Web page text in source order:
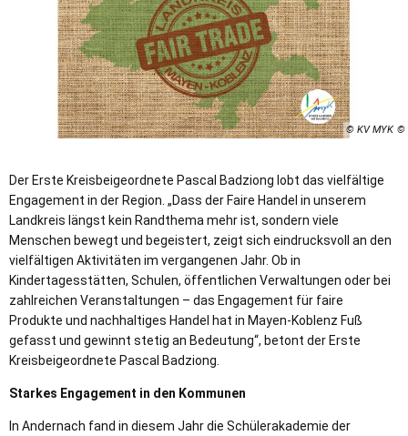
© KV MYK
Der Erste Kreisbeigeordnete Pascal Badziong lobt das vielfältige
Engagement in der Region. „Dass der Faire Handel in unserem
Landkreis längst kein Randthema mehr ist, sondern viele
Menschen bewegt und begeistert, zeigt sich eindrucksvoll an den
vielfältigen Aktivitäten im vergangenen Jahr. Ob in
Kindertagesstätten, Schulen, öffentlichen Verwaltungen oder bei
zahlreichen Veranstaltungen – das Engagement für faire
Produkte und nachhaltiges Handel hat in Mayen-Koblenz Fuß
gefasst und gewinnt stetig an Bedeutung“, betont der Erste
Kreisbeigeordnete Pascal Badziong.
Starkes Engagement in den Kommunen
In Andernach fand in diesem Jahr die Schülerakademie der